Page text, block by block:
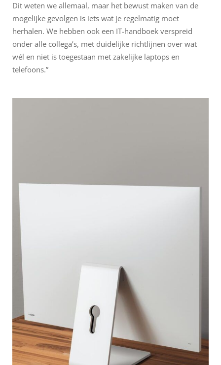
Dit weten we allemaal, maar het bewust maken van de
mogelijke gevolgen is iets wat je regelmatig moet
herhalen. We hebben ook een IT-handboek verspreid
onder alle collega’s, met duidelijke richtlijnen over wat
wél en niet is toegestaan met zakelijke laptops en
telefoons.”